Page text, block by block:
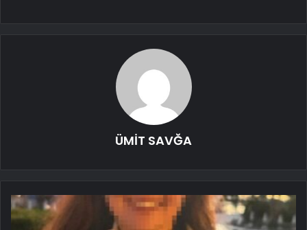
ÜMİT SAVĞA